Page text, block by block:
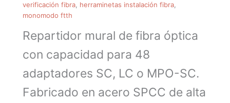
verificación fibra, herraminetas instalación fibra,
monomodo ftth
Repartidor mural de fibra óptica
con capacidad para 48
adaptadores SC, LC o MPO-SC.
Fabricado en acero SPCC de alta